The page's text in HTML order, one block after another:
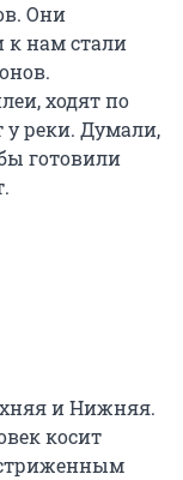
Они
к нам стали
ходят по
у реки. Думали,
готовили
и Нижняя.
косит